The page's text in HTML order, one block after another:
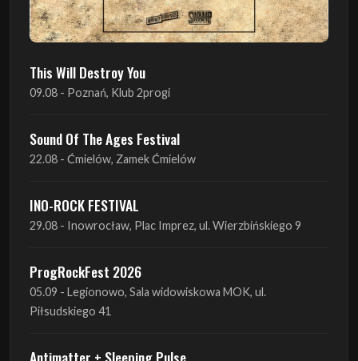
This Will Destroy You
09.08 - Poznań, Klub 2progi
Sound Of The Ages Festival
22.08 - Ćmielów, Zamek Ćmielów
INO-ROCK FESTIVAL
29.08 - Inowrocław, Plac Imprez, ul. Wierzbińskiego 9
ProgRockFest 2026
05.09 - Legionowo, Sala widowiskowa MOK, ul.
Piłsudskiego 41
Antimatter + Sleeping Pulse